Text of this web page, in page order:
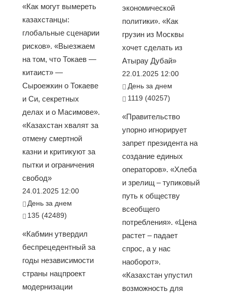
«Как могут вымереть
казахстанцы:
глобальные сценарии
рисков». «Выезжаем
на том, что Токаев —
китаист» —
Сыроежкин о Токаеве
и Си, секретных
делах и о Масимове».
«Казахстан хвалят за
отмену смертной
казни и критикуют за
пытки и ограничения
свобод»
24.01.2025 12:00
День за днем
135 (42489)
«Кабмин утвердил
беспрецедентный за
годы независимости
страны нацпроект
модернизации
экономической
политики». «Как
грузин из Москвы
хочет сделать из
Атырау Дубай»
22.01.2025 12:00
День за днем
1119 (40257)
«Правительство
упорно игнорирует
запрет президента на
создание единых
операторов». «Хлеба
и зрелищ – тупиковый
путь к обществу
всеобщего
потребления». «Цена
растет – падает
спрос, а у нас
наоборот».
«Казахстан упустил
возможность для